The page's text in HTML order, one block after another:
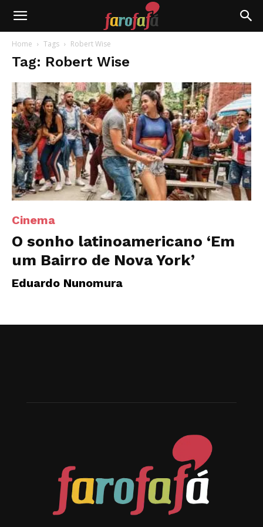
Farofafá
Home Tags Robert Wise
Tag: Robert Wise
Cinema
O sonho latinoamericano ‘Em
um Bairro de Nova York’
Eduardo Nunomura